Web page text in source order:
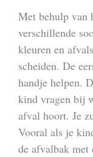
Met behulp van
verschillende
kleuren en
scheiden. De
handje helpen.
kind vragen bij
afval hoort. Je
Vooral als je
de afvalbak